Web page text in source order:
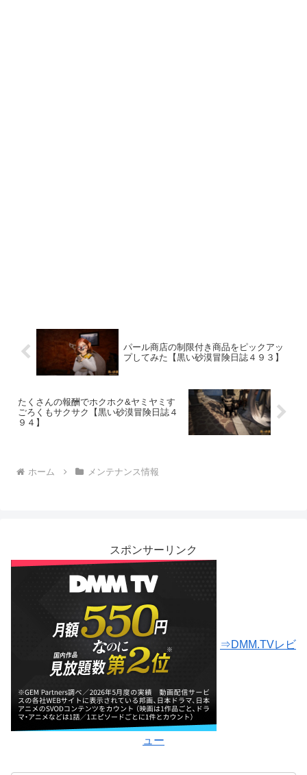
パール商店の制限付き商品をピックアッ
プしてみた【黒い砂漠冒険日誌４９３】
たくさんの報酬でホクホク&ヤミヤミす
ごろくもサクサク【黒い砂漠冒険日誌４
９４】
ホーム メンテナンス情報
スポンサーリンク
⇒DMM.TVレビ
ュー